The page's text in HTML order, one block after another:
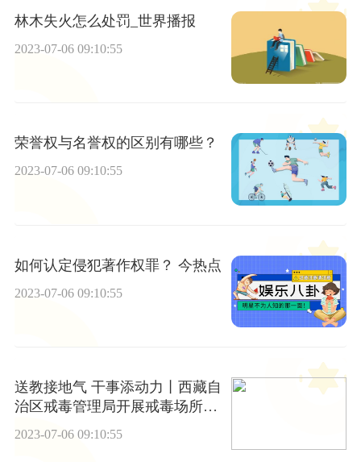
林木失火怎么处罚_世界播报
2023-07-06 09:10:55
荣誉权与名誉权的区别有哪些？
2023-07-06 09:10:55
如何认定侵犯著作权罪？ 今热点
2023-07-06 09:10:55
送教接地气 干事添动力丨西藏自
治区戒毒管理局开展戒毒场所送
教培训活动 环球讯息
2023-07-06 09:10:55